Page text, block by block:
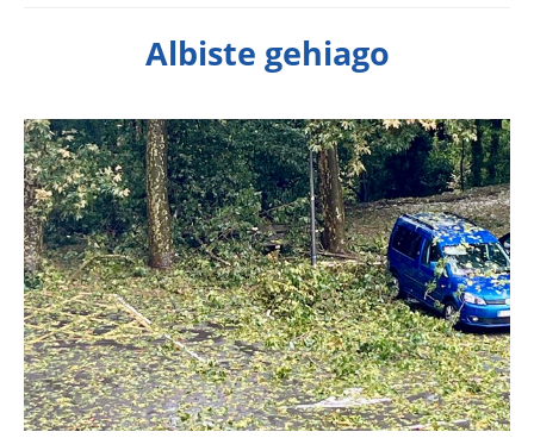
Albiste gehiago